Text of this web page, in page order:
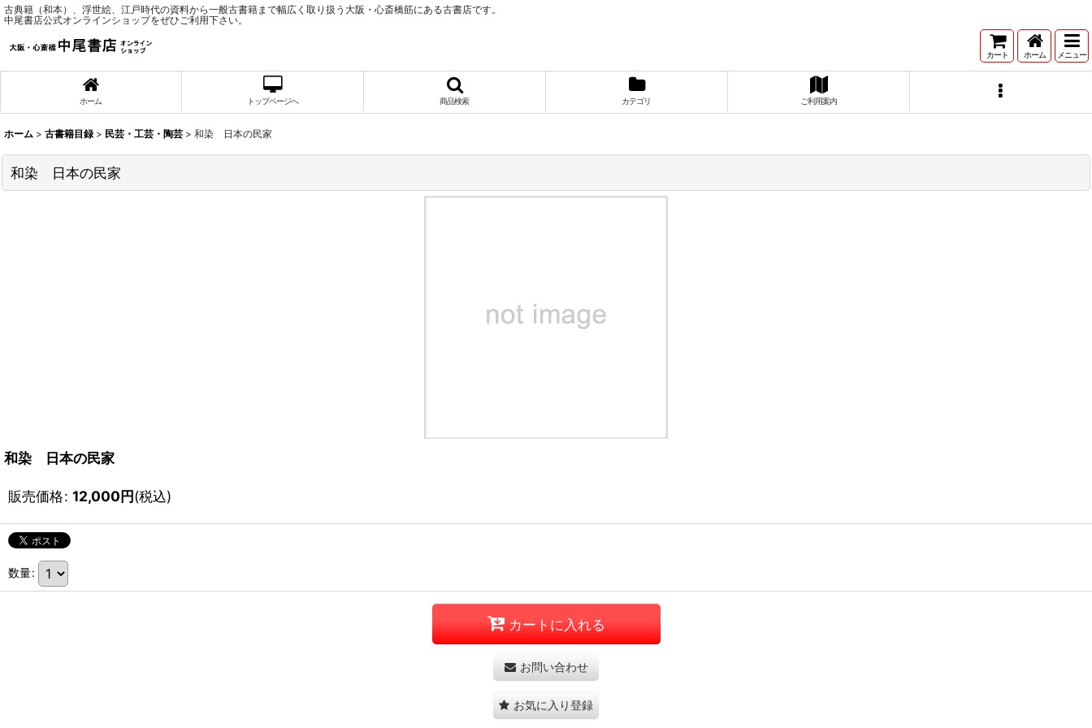
古典籍（和本）、浮世絵、江戸時代の資料から一般古書籍まで幅広く取り扱う大阪・心斎橋筋にある古書店です。
中尾書店公式オンラインショップをぜひご利用下さい。
カート ホーム メニュー
ホーム トップページへ 商品検索 カテゴリ ご利用案内
ホーム > 古書籍目録 > 民芸・工芸・陶芸 > 和染 日本の民家
和染 日本の民家
和染 日本の民家
販売価格: 12,000円(税込)
数量:
カートに入れる
お問い合わせ
お気に入り登録